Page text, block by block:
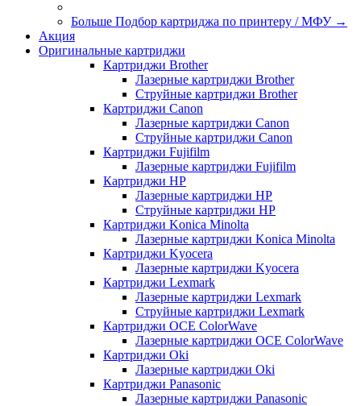
Больше Подбор картриджа по принтеру / МФУ →
Акция
Оригинальные картриджи
Картриджи Brother
Лазерные картриджи Brother
Струйные картриджи Brother
Картриджи Canon
Лазерные картриджи Canon
Струйные картриджи Canon
Картриджи Fujifilm
Лазерные картриджи Fujifilm
Картриджи HP
Лазерные картриджи HP
Струйные картриджи HP
Картриджи Konica Minolta
Лазерные картриджи Konica Minolta
Картриджи Kyocera
Лазерные картриджи Kyocera
Картриджи Lexmark
Лазерные картриджи Lexmark
Струйные картриджи Lexmark
Картриджи OCE ColorWave
Лазерные картриджи OCE ColorWave
Картриджи Oki
Лазерные картриджи Oki
Картриджи Panasonic
Лазерные картриджи Panasonic